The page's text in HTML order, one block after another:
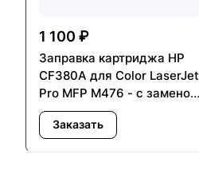
1 100 ₽
Заправка картриджа HP
CF380A для Color LaserJet
Pro MFP M476 - с заменой
чипа
Заказать